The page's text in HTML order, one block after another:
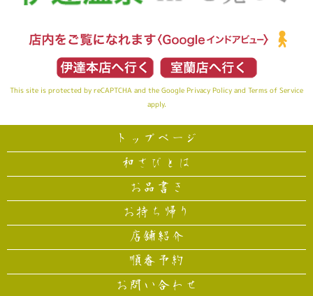
This site is protected by reCAPTCHA and the Google Privacy Policy and Terms of Service
apply.
トップページ
和さびとは
お品書き
お持ち帰り
店舗紹介
順番予約
お問い合わせ